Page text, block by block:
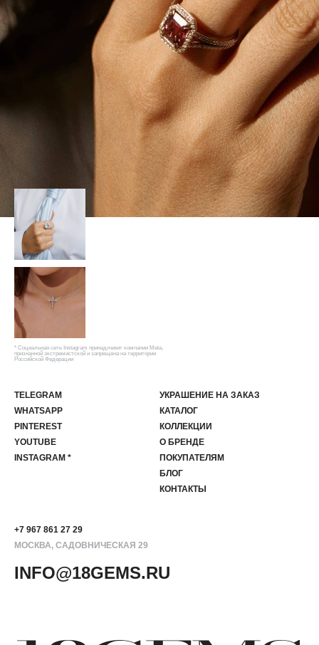
TELEGRAM
WHATSAPP
PINTEREST
YOUTUBE
INSTAGRAM *
УКРАШЕНИЕ НА ЗАКАЗ
КАТАЛОГ
КОЛЛЕКЦИИ
INFO@18GEMS.RU
+7 967 861 27 29
О БРЕНДЕ
ПОКУПАТЕЛЯМ
БЛОГ
КОНТАКТЫ
* Социальная сеть Instagram принадлежит компании Meta,
признанной экстремистской и запрещена на территории
Российской Федерации
МОСКВА, САДОВНИЧЕСКАЯ 29